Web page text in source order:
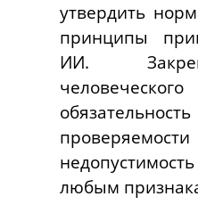
утвердить
принципы
ИИ.
любым